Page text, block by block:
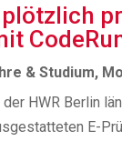
plötzlich
& Studium,
der HWR Berlin
E-